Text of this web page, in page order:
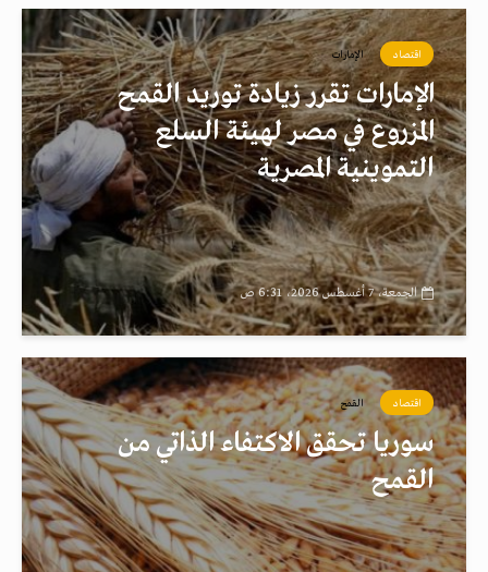
اقتصاد الإمارات
الإمارات تقرر زيادة توريد القمح
المزروع في مصر لهيئة السلع
التموينية المصرية
الجمعة، 7 أغسطس 2026، 6:31 ص
اقتصاد القمح
سوريا تحقق الاكتفاء الذاتي من
القمح